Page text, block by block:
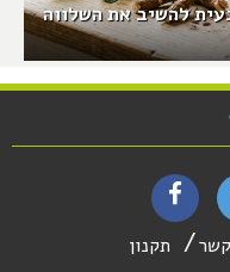
להשיב את השלווה
תקנון